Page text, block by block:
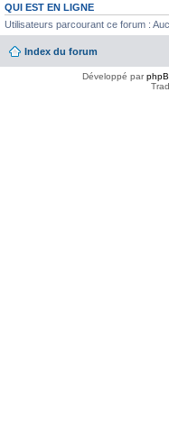
QUI EST EN LIGNE
Utilisateurs parcourant ce forum :
Index du forum
Développé par